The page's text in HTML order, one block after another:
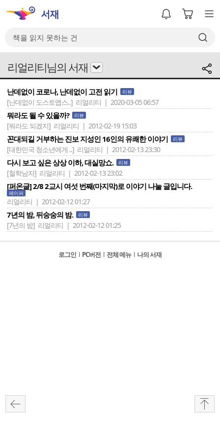
리얼리티님의 서재
난데없이 코로나, 난데없이 고전 읽기 리뷰
[난데없이 도스토옙스..] 리얼리티 | 2020-03-05 06:57
뭐라도 될 수 있을까? 리뷰
[뭐라도 되겠지] 리얼리티 | 2012-02-19 15:03
꼰대되길 거부하는 진보 지성인 16인의 유쾌한 이야기 리뷰
[대한민국 청소년에게 ..] 리얼리티 | 2012-02-13 23:30
다시 보고 싶은 상상 이하, 대실망쇼. 리뷰
[철학남자] 리얼리티 | 2012-02-13 23:02
[퍼온글] 2/8 2교시 여섯 번째(마지막)로 이야기 나눌 글입니다.
페이퍼
리얼리티 | 2012-02-12 01:27
7년의 밤, 뒤숭숭의 밤. 리뷰
[7년의 밤] 리얼리티 | 2012-02-12 01:25
로그인 l PC버전 l 전체 메뉴 l 나의 서재